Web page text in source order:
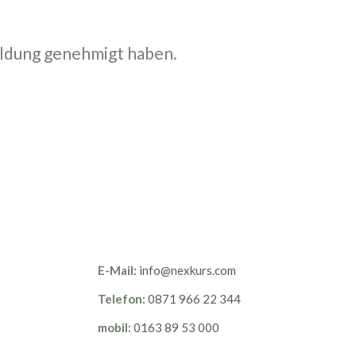
genehmigt haben.
E-Mail: info@nexkurs.com
Telefon: 0871 966 22 344
mobil: 0163 89 53 000